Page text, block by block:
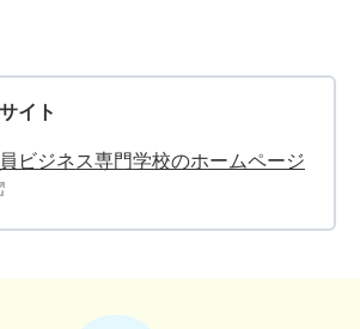
イト
員ビジネス専門学校のホームページ